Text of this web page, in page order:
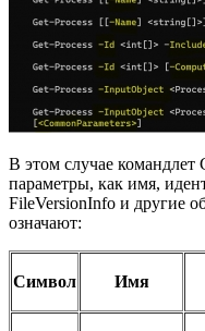
В этом случае командлет
параметры, как имя,
FileVersionInfo и другие
означают:
Символ Имя